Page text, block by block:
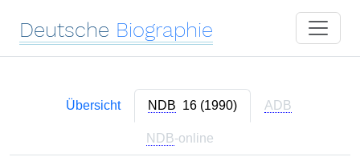
Deutsche Biographie
Übersicht NDB 16 (1990) ADB
NDB-online